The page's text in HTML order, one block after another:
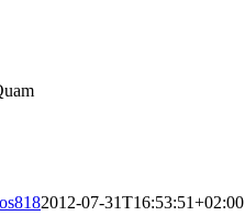
2012-07-31T16:53:51+02:00